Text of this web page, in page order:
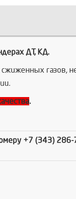
ДТ, КД.
сжиженных газов,
.
+7 (343)